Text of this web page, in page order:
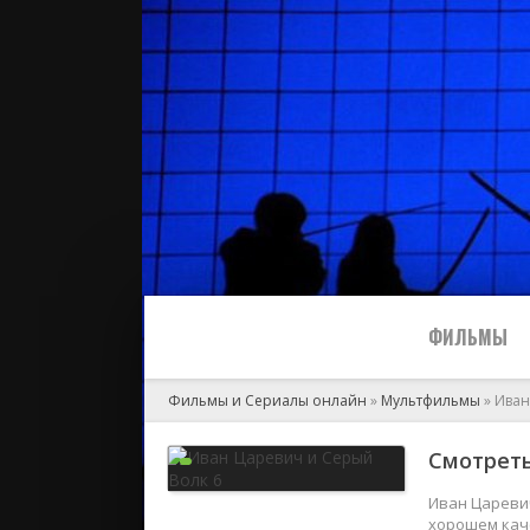
ФИЛЬМЫ
2024
Фильмы и Сериалы онлайн » Мультфильмы »
Иван
хорошем